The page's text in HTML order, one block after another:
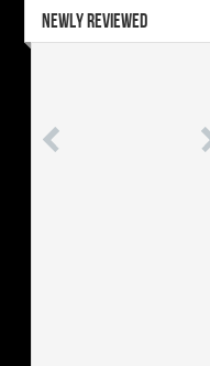
NEWLY REVIEWED